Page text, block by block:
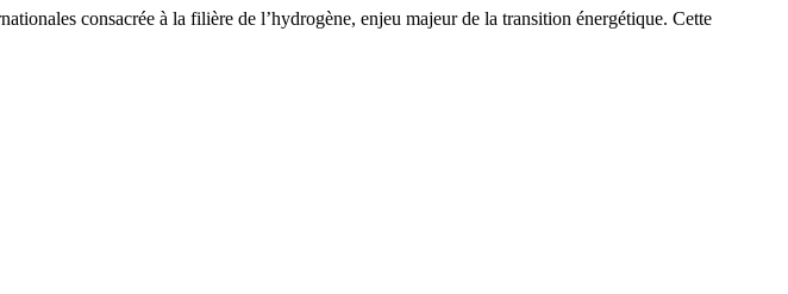
consacrée à la filière de l’hydrogène, enjeu majeur de la transition énergétique. Cette